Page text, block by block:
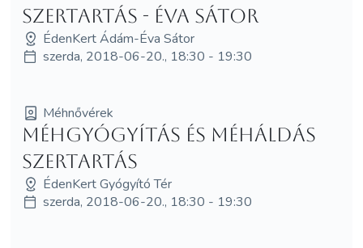
szertartás - Éva Sátor
ÉdenKert Ádám-Éva Sátor
szerda, 2018-06-20., 18:30 - 19:30
Méhnővérek
Méhgyógyítás és MéhÁldás
szertartás
ÉdenKert Gyógyító Tér
szerda, 2018-06-20., 18:30 - 19:30